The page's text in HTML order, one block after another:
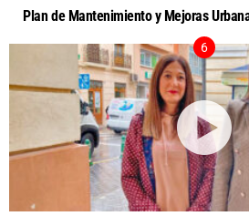
Plan de Mantenimiento y Mejoras